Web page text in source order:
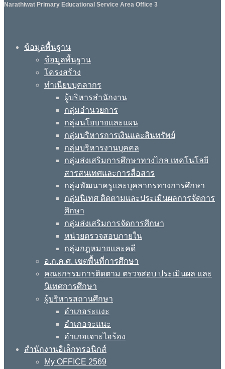
Narathiwat Primary Educational Service Area Office 3
ข้อมูลพื้นฐาน
ข้อมูลพื้นฐาน
โครงสร้าง
ทำเนียบบุคลากร
ผู้บริหารสำนักงาน
กลุ่มอำนวยการ
กลุ่มนโยบายและแผน
กลุ่มบริหารการเงินและสินทรัพย์
กลุ่มบริหารงานบุคคล
กลุ่มส่งเสริมการศึกษาทางไกล เทคโนโลยี
สารสนเทศและการสื่อสาร
กลุ่มพัฒนาครูและบุคลากรทางการศึกษา
กลุ่มนิเทศ ติดตามและประเมินผลการจัดการ
ศึกษา
กลุ่มส่งเสริมการจัดการศึกษา
หน่วยตรวจสอบภายใน
กลุ่มกฎหมายและคดี
อ.ก.ค.ศ. เขตพื้นที่การศึกษา
คณะกรรมการติดตาม ตรวจสอบ ประเมินผล และ
นิเทศการศึกษา
ผู้บริหารสถานศึกษา
อำเภอระแงะ
อำเภอจะแนะ
อำเภอเจาะไอร้อง
สำนักงานอิเล็กทรอนิกส์
My OFFICE 2569